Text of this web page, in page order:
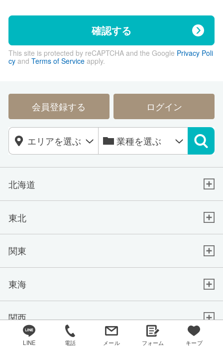
確認する
This site is protected by reCAPTCHA and the Google Privacy Poli
cyand Terms of Serviceapply.
LINE 電話 メール フォーム キープ
会員登録する ログイン
北海道
東北
関東
東海
関西